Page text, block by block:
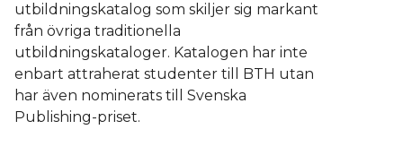
utbildningskatalog som skiljer sig markant
från övriga traditionella
utbildningskataloger. Katalogen har inte
enbart attraherat studenter till BTH utan
har även nominerats till Svenska
Publishing-priset.